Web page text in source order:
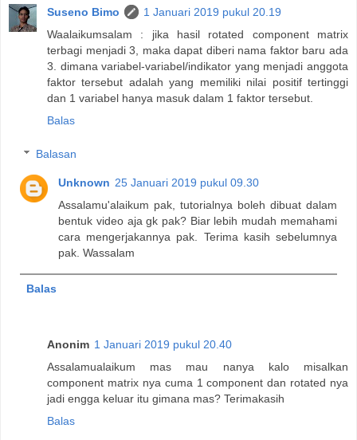
Suseno Bimo
1 Januari 2019 pukul 20.19
Waalaikumsalam : jika hasil rotated component matrix
terbagi menjadi 3, maka dapat diberi nama faktor baru ada
3. dimana variabel-variabel/indikator yang menjadi anggota
faktor tersebut adalah yang memiliki nilai positif tertinggi
dan 1 variabel hanya masuk dalam 1 faktor tersebut.
Balas
Balasan
Unknown 25 Januari 2019 pukul 09.30
Assalamu'alaikum pak, tutorialnya boleh dibuat dalam
bentuk video aja gk pak? Biar lebih mudah memahami
cara mengerjakannya pak. Terima kasih sebelumnya
pak. Wassalam
Balas
Anonim 1 Januari 2019 pukul 20.40
Assalamualaikum mas mau nanya kalo misalkan
component matrix nya cuma 1 component dan rotated nya
jadi engga keluar itu gimana mas? Terimakasih
Balas